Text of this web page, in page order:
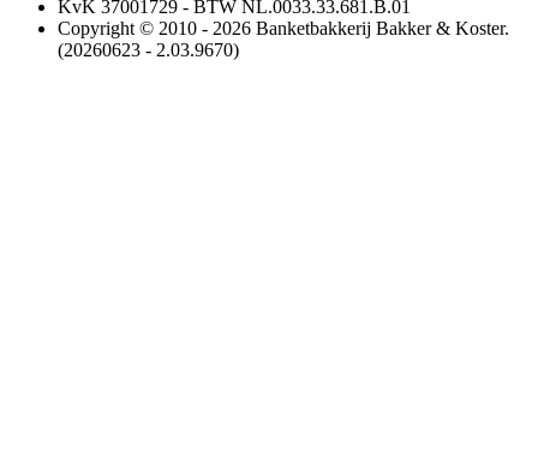
KvK 37001729 - BTW NL.0033.33.681.B.01
Copyright © 2010 - 2026 Banketbakkerij Bakker & Koster.
(20260623 - 2.03.9670)